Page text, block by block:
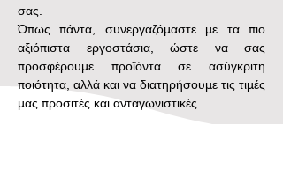
σας.
Όπως πάντα, συνεργαζόμαστε με τα πιο
αξιόπιστα εργοστάσια, ώστε να σας
προσφέρουμε προϊόντα σε ασύγκριτη
ποιότητα, αλλά και να διατηρήσουμε τις τιμές
μας προσιτές και ανταγωνιστικές.